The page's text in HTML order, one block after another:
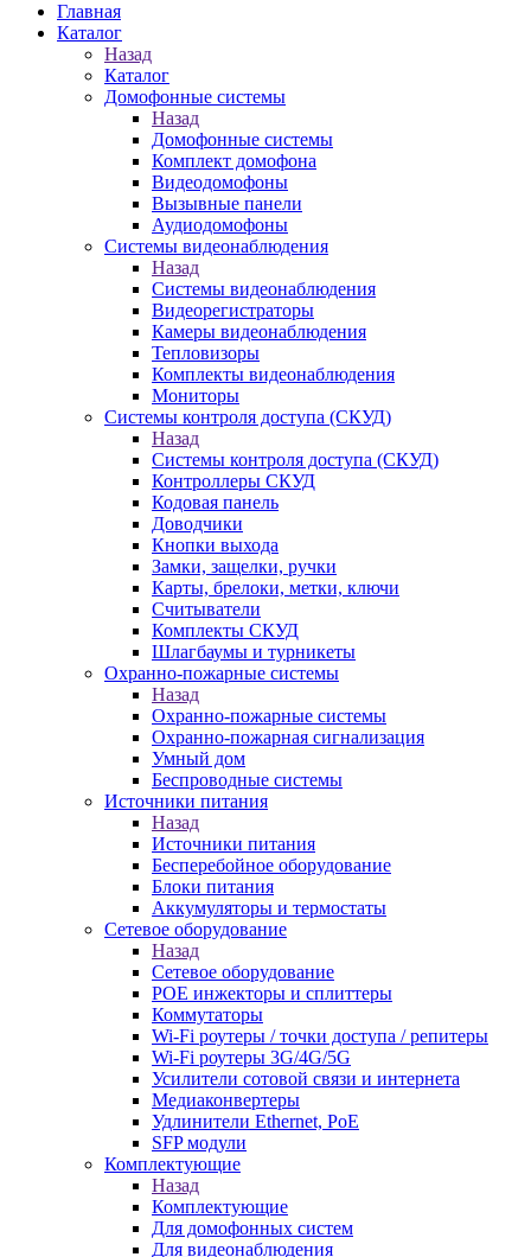
Главная
Каталог
Назад
Каталог
Домофонные системы
Назад
Домофонные системы
Комплект домофона
Видеодомофоны
Вызывные панели
Аудиодомофоны
Системы видеонаблюдения
Назад
Системы видеонаблюдения
Видеорегистраторы
Камеры видеонаблюдения
Тепловизоры
Комплекты видеонаблюдения
Мониторы
Системы контроля доступа (СКУД)
Назад
Системы контроля доступа (СКУД)
Контроллеры СКУД
Кодовая панель
Доводчики
Кнопки выхода
Замки, защелки, ручки
Карты, брелоки, метки, ключи
Считыватели
Комплекты СКУД
Шлагбаумы и турникеты
Охранно-пожарные системы
Назад
Охранно-пожарные системы
Охранно-пожарная сигнализация
Умный дом
Беспроводные системы
Источники питания
Назад
Источники питания
Бесперебойное оборудование
Блоки питания
Аккумуляторы и термостаты
Сетевое оборудование
Назад
Сетевое оборудование
POE инжекторы и сплиттеры
Коммутаторы
Wi-Fi роутеры / точки доступа / репитеры
Wi-Fi роутеры 3G/4G/5G
Усилители сотовой связи и интернета
Медиаконвертеры
Удлинители Ethernet, PoE
SFP модули
Комплектующие
Назад
Комплектующие
Для домофонных систем
Для видеонаблюдения